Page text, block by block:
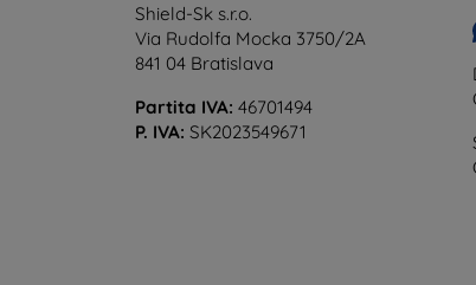
Shield-Sk s.r.o.
Via Rudolfa Mocka 3750/2A
841 04 Bratislava
Partita IVA: 46701494
P. IVA: SK2023549671